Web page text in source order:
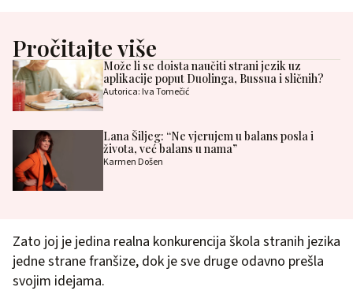
Pročitajte više
Može li se doista naučiti strani jezik uz
aplikacije poput Duolinga, Bussua i sličnih?
Autorica: Iva Tomečić
Lana Šiljeg: “Ne vjerujem u balans posla i
života, već balans u nama”
Karmen Došen
Zato joj je jedina realna konkurencija škola stranih jezika
jedne strane franšize, dok je sve druge odavno prešla
svojim idejama.